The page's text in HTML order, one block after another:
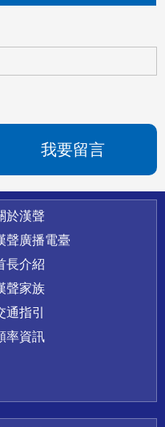
我要留言
於漢聲
聲廣播電臺
長介紹
聲家族
通指引
率資訊